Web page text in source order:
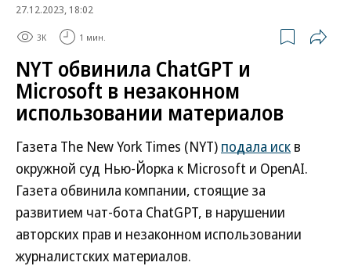
27.12.2023, 18:02
3K 1 мин.
NYT обвинила ChatGPT и
Microsoft в незаконном
использовании материалов
Газета The New York Times (NYT) подала иск в
окружной суд Нью-Йорка к Microsoft и OpenAI.
Газета обвинила компании, стоящие за
развитием чат-бота ChatGPT, в нарушении
авторских прав и незаконном использовании
журналистских материалов.